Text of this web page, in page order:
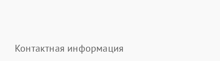
Контактная информация